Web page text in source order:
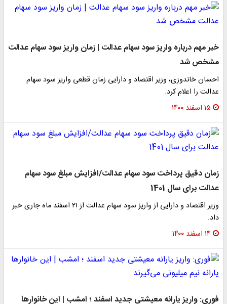
خبر مهم درباره واریز سود سهام عدالت | زمان واریز سود سهام عدالت
مشخص شد
احسان خاندوزی، وزیر اقتصاد و دارایی زمان قطعی واریز سود سهام
عدالت را اعلام کرد.
۱۵ اسفند ۱۴۰۰
زمان دقیق پرداخت سود سهام عدالت/افزایش مبلغ سود سهام
عدالت برای سال 1401
وزیر اقتصاد و دارایی از واریز سود سهام عدالت از ۲۱ اسفند ماه جاری خبر
داد.
۱۴ اسفند ۱۴۰۰
فوری: واریز یارانه معیشتی جدید اسفند ؛ امشب | این خانوارها